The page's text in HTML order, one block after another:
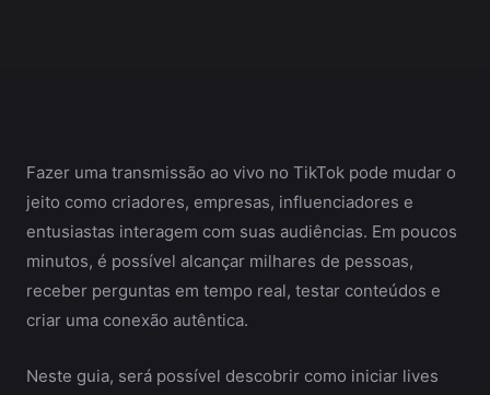
Fazer uma transmissão ao vivo no TikTok pode mudar o
jeito como criadores, empresas, influenciadores e
entusiastas interagem com suas audiências. Em poucos
minutos, é possível alcançar milhares de pessoas,
receber perguntas em tempo real, testar conteúdos e
criar uma conexão autêntica.
Neste guia, será possível descobrir como iniciar lives